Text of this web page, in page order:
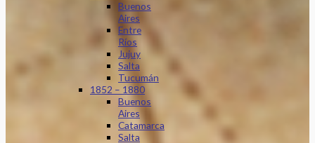
Buenos
Aires
Entre
Ríos
Jujuy
Salta
Tucumán
1852 – 1880
Buenos
Aires
Catamarca
Salta